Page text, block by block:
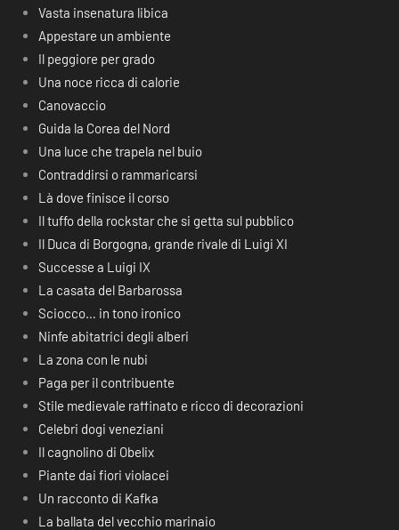
Vasta insenatura libica
Appestare un ambiente
Il peggiore per grado
Una noce ricca di calorie
Canovaccio
Guida la Corea del Nord
Una luce che trapela nel buio
Contraddirsi o rammaricarsi
Là dove finisce il corso
Il tuffo della rockstar che si getta sul pubblico
Il Duca di Borgogna, grande rivale di Luigi XI
Successe a Luigi IX
La casata del Barbarossa
Sciocco… in tono ironico
Ninfe abitatrici degli alberi
La zona con le nubi
Paga per il contribuente
Stile medievale raffinato e ricco di decorazioni
Celebri dogi veneziani
Il cagnolino di Obelix
Piante dai fiori violacei
Un racconto di Kafka
La ballata del vecchio marinaio